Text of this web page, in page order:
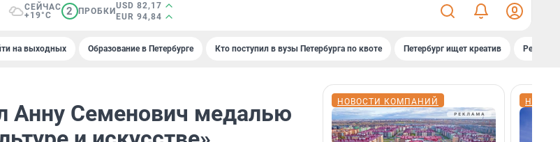
СЕЙЧАС
+19°C
2 ПРОБКИ
USD 82,17
EUR 94,84
на выходных Образование в Петербурге Кто поступил в вузы Петербурга по квоте Петербург ищет креатив
Анну Семенович медалью
НОВОСТИ КОМПАНИЙ